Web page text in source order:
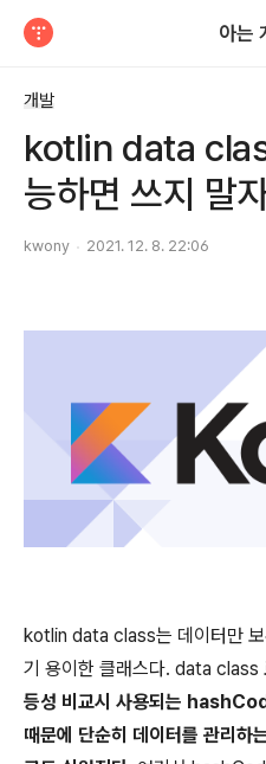
아는
개발
kotlin data
능하면 쓰지 말
kwony 2021. 12. 8. 22:06
kotlin data class는 데이터만
기 용이한 클래스다. data class
등성 비교시 사용되는
때문에 단순히 데이터를 관리하